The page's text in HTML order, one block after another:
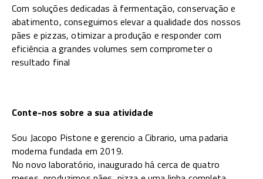
Com soluções dedicadas à fermentação, conservação e
abatimento, conseguimos elevar a qualidade dos nossos
pães e pizzas, otimizar a produção e responder com
eficiência a grandes volumes sem comprometer o
resultado final
Conte-nos sobre a sua atividade
Sou Jacopo Pistone e gerencio a Cibrario, uma padaria
moderna fundada em 2019.
No novo laboratório, inaugurado há cerca de quatro